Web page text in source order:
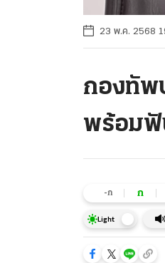
23 พ.ค. 2568
กองทัพ
พร้อมฟั
-ก ก
Light